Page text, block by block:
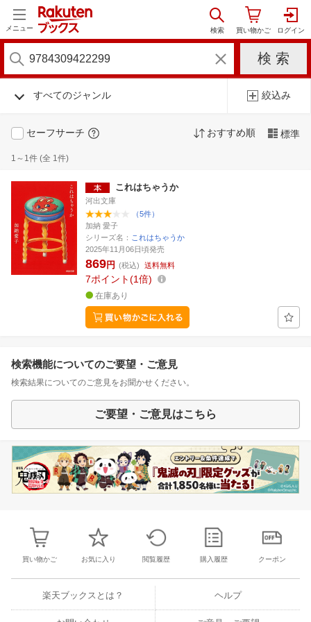
メニュー
すべてのジャンル 絞込み
セーフサーチ おすすめ順 標準
1～1件 (全 1件)
これはちゃうか
河出文庫
（5件）
加納 愛子
シリーズ名： これはちゃうか
2025年11月06日頃発売
869円 (税込) 送料無料
7ポイント 1倍
在庫あり
検索機能についてのご要望・ご意見
検索結果についてのご意見をお聞かせください。
ご要望・ご意見はこちら
買い物かご お気に入り 閲覧履歴 購入履歴 クーポン
楽天ブックスとは？ ヘルプ